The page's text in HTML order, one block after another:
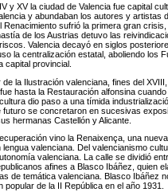
y XV la ciudad de Valencia fue capital
y abundaban los autores y artistas
Renacimiento sufrió la primera gran
de los Austrias detuvo las
Valencia decayó en siglos
la centralización estatal, aboliendo los
capital provincial.
de la Ilustración valenciana, fines del
hasta la Restauración alfonsina
dio paso a una tímida
futuro se concretaron en sucesivas
hermanas Castellón y Alicante.
vino la Renaixença, una
valenciana. Del valencianismo
valenciana. La calle se dividió
afines a Blasco Ibáñez, quien
de temática valenciana. Blasco Ibáñez
popular de la II República en el año 1931.